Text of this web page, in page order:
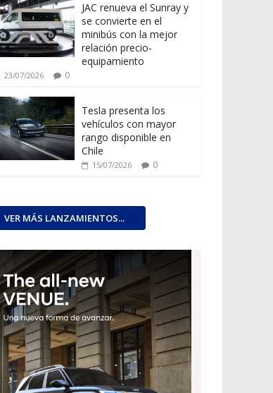
JAC renueva el Sunray y
se convierte en el
minibús con la mejor
relación precio-
equipamiento
23/07/2026 0
Tesla presenta los
vehículos con mayor
rango disponible en
Chile
15/07/2026 0
VER MÁS LANZAMIENTOS...